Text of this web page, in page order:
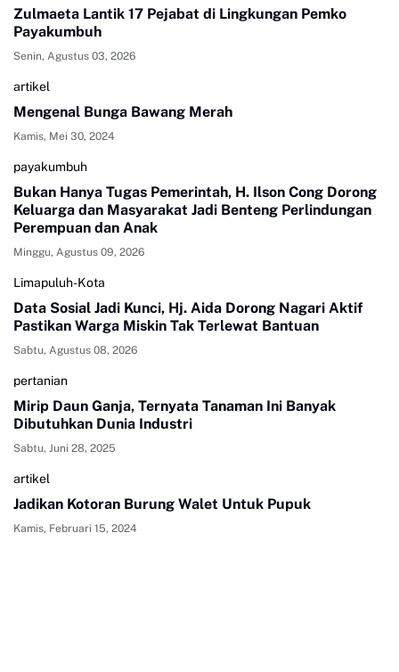
Zulmaeta Lantik 17 Pejabat di Lingkungan Pemko
Payakumbuh
Senin, Agustus 03, 2026
artikel
Mengenal Bunga Bawang Merah
Kamis, Mei 30, 2024
payakumbuh
Bukan Hanya Tugas Pemerintah, H. Ilson Cong Dorong
Keluarga dan Masyarakat Jadi Benteng Perlindungan
Perempuan dan Anak
Minggu, Agustus 09, 2026
Limapuluh-Kota
Data Sosial Jadi Kunci, Hj. Aida Dorong Nagari Aktif
Pastikan Warga Miskin Tak Terlewat Bantuan
Sabtu, Agustus 08, 2026
pertanian
Mirip Daun Ganja, Ternyata Tanaman Ini Banyak
Dibutuhkan Dunia Industri
Sabtu, Juni 28, 2025
artikel
Jadikan Kotoran Burung Walet Untuk Pupuk
Kamis, Februari 15, 2024